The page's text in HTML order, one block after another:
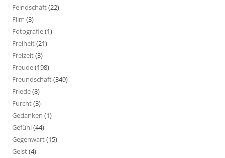
Feindschaft(22)
Film (3)
Fotografie(1)
Freiheit(21)
Freizeit(3)
Freude(198)
Freundschaft(349)
Friede(8)
Furcht(3)
Gedanken (1)
Gefühl(44)
Gegenwart(15)
Geist(4)